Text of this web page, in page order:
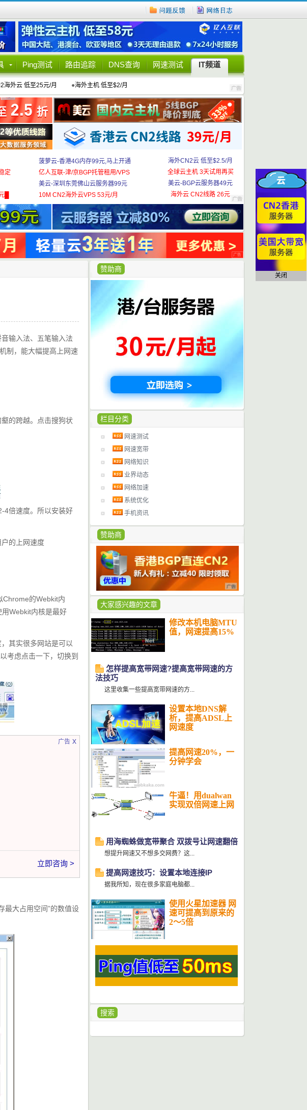
Ping测试 路由追踪 DNS查询 网速测试 IT频道
海外云 低至25元/月 ●海外主机 低至$2/月
定
█
菠萝云-香港4G内存99元,马上开通
亿人互联-津/京BGP托管租用/VPS
美云-深圳东莞佛山云服务器99元
10M CN2海外云VPS 53元/月
海外CN2云 低至$2.5/月
全球云主机 3天试用再买
美云-BGP云服务器49元
海外云 CN2线路 26元
赞助商
栏目分类
网速测试
网速宽带
网络知识
业界动态
网络加速
系统优化
手机资讯
赞助商
大家感兴趣的文章
修改本机电脑MTU
值，网速提高15%
怎样提高宽带网速?提高宽带网速的方
法技巧
这里收集一些提高宽带网速的方...
设置本地DNS解
析，提高ADSL上
网速度
提高网速20%，一
分钟学会
牛逼！用dualwan
实现双倍网速上网
用海蜘蛛做宽带聚合 双拨号让网速翻倍
想提升网速又不想多交网费？这...
提高网速技巧：设置本地连接IP
据我所知，现在很多家庭电脑都...
使用火星加速器 网
速可提高到原来的
2～5倍
搜索
输入法、五笔输入法
制，能大幅提高上网速
的跨越。点击搜狗状
4倍速度。所以安装好
的上网速度
Chrome的Webkit内
Webkit内核是最好
其实很多网站是可以
考虑点击一下，切换到
广告
立即咨询 >
x
最大占用空间”的数值设
关闭